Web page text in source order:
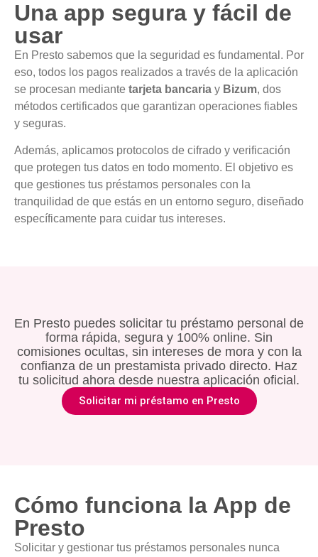
Una app segura y fácil de
usar
En Presto sabemos que la seguridad es fundamental. Por
eso, todos los pagos realizados a través de la aplicación
se procesan mediante tarjeta bancaria y Bizum, dos
métodos certificados que garantizan operaciones fiables
y seguras.
Además, aplicamos protocolos de cifrado y verificación
que protegen tus datos en todo momento. El objetivo es
que gestiones tus préstamos personales con la
tranquilidad de que estás en un entorno seguro, diseñado
específicamente para cuidar tus intereses.
En Presto puedes solicitar tu préstamo personal de
forma rápida, segura y 100% online. Sin
comisiones ocultas, sin intereses de mora y con la
confianza de un prestamista privado directo. Haz
tu solicitud ahora desde nuestra aplicación oficial.
Solicitar mi préstamo en Presto
Cómo funciona la App de
Presto
Solicitar y gestionar tus préstamos personales nunca